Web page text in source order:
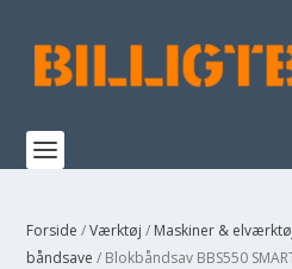
Forside /Værktøj / Maskiner &
båndsave / Blokbåndsav BBS550